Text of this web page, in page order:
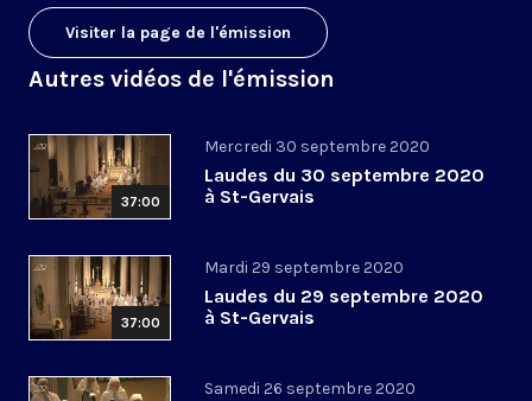
Visiter la page de l'émission
Autres vidéos de l'émission
37:00
Mercredi 30 septembre 2020
Laudes du 30 septembre 2020
à St-Gervais
37:00
Mardi 29 septembre 2020
Laudes du 29 septembre 2020
à St-Gervais
Samedi 26 septembre 2020